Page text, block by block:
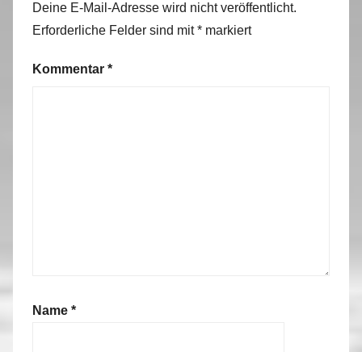
Deine E-Mail-Adresse wird nicht veröffentlicht.
Erforderliche Felder sind mit* markiert
Kommentar *
Name *